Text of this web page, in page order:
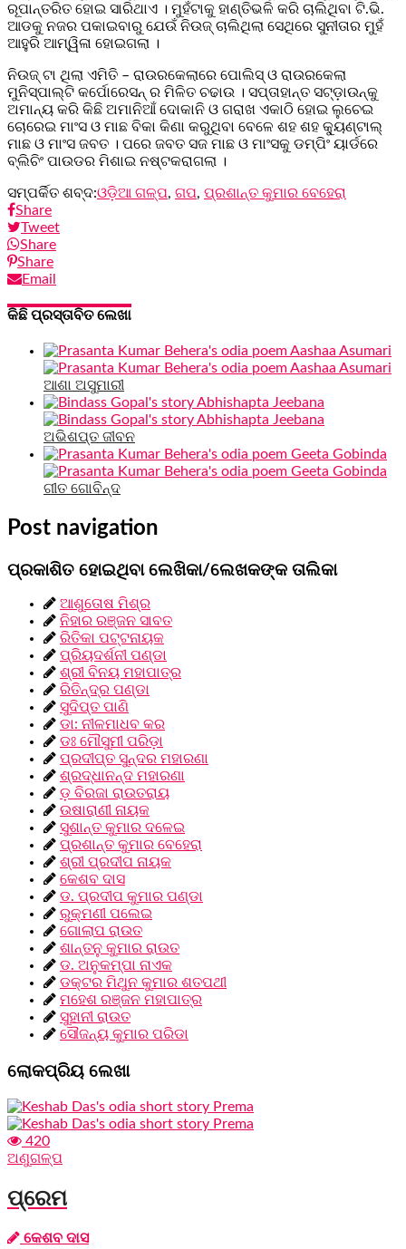
ରୂପାନ୍ତରିତ ହୋଇ ସାରିଥାଏ । ମୁହଁଟାକୁ ହାଣ୍ତିଭଳି କରି ଚାଲିଥିବା ଟି.ଭି.
ଆଡକୁ ନଜର ପକାଇବାରୁ ଯେଉଁ ନିଉଜ୍ ଚାଲିଥିଲା ସେଥିରେ ସୁନୀତାର ମୁହଁ
ଆହୁରି ଆମ୍ୱିଳା ହୋଇଗଲା ।
ନିଉଜ୍ ଟା ଥିଲା ଏମିତି – ରାଉରକେଲାରେ ପୋଲିସ୍ ଓ ରାଉରକେଲା
ମୁନିସ୍ପାଲ୍ଟି କର୍ପୋରେସନ୍ ର ମିଳିତ ଚଢାଉ । ସପ୍ତାହାନ୍ତ ସଟ୍‌ଡ଼ାଉନ୍‌କୁ
ଅମାନ୍ୟ କରି କିଛି ଅମାନିଆଁ ଦୋକାନି ଓ ଗରାଖ ଏକାଠି ହୋଇ ଲୁଚେଇ
ଚୋରେଇ ମାଂସ ଓ ମାଛ ବିକା କିଣା କରୁଥିବା ବେଳେ ଶହ ଶହ କ୍ୟୁଣ୍ଟାଲ୍
ମାଛ ଓ ମାଂସ ଜବତ । ପରେ ଜବତ ସଜ ମାଛ ଓ ମାଂସକୁ ଡମ୍ପିଂ ୟାର୍ଡରେ
ବ୍ଲିଚିଂ ପାଉଡର ମିଶାଇ ନଷ୍ଟକରାଗଲା ।
ସମ୍ପର୍କିତ ଶବ୍ଦ:ଓଡ଼ିଆ ଗଳ୍ପ, ଗପ, ପ୍ରଶାନ୍ତ କୁମାର ବେହେରା
Share
Tweet
Share
Share
Email
କିଛି ପ୍ରସ୍ତାବିତ ଲେଖା
ଆଶା ଅସୁମାରୀ
ଅଭିଶପ୍ତ ଜୀବନ
ଗୀତ ଗୋବିନ୍ଦ
Post navigation
ପ୍ରକାଶିତ ହୋଇଥିବା ଲେଖିକା/ଲେଖକଙ୍କ ତାଲିକା
ଆଶୁତୋଷ ମିଶ୍ର
ନିହାର ରଞ୍ଜନ ସାବତ
ରିତିକା ପଟ୍ଟନାୟକ
ପ୍ରିୟଦର୍ଶନୀ ପଣ୍ଡା
ଶ୍ରୀ ବିନୟ ମହାପାତ୍ର
ରିତିନ୍ଦ୍ର ପଣ୍ଡା
ସୁଦିପ୍ତ ପାଣି
ଡା: ନୀଳମାଧବ କର
ଡଃ ମୌସୁମୀ ପରିଡ଼ା
ପ୍ରଦୀପ୍ତ ସୁନ୍ଦର ମହାରଣା
ଶ୍ରଦ୍ଧାନନ୍ଦ ମହାରଣା
ଡ଼ ବିରଜା ରାଉତରାୟ
ଉଷାରାଣୀ ନାୟକ
ସୁଶାନ୍ତ କୁମାର ଦଳେଇ
ପ୍ରଶାନ୍ତ କୁମାର ବେହେରା
ଶ୍ରୀ ପ୍ରଦୀପ ନାୟକ
କେଶବ ଦାସ
ଡ. ପ୍ରଦୀପ କୁମାର ପଣ୍ଡା
ରୁକ୍ମଣୀ ପଲେଇ
ଗୋଲାପ ରାଉତ
ଶାନ୍ତନୁ କୁମାର ରାଉତ
ଡ. ଅନୁକମ୍ପା ନାଏକ
ଡକ୍ଟର ମିଥୁନ କୁମାର ଶତପଥୀ
ମହେଶ ରଞ୍ଜନ ମହାପାତ୍ର
ସୁହାନୀ ରାଉତ
ସୌଜନ୍ୟ କୁମାର ପରିଡା
ଲୋକପ୍ରିୟ ଲେଖା
420
ଅଣୁଗଳ୍ପ
ପ୍ରେମ
କେଶବ ଦାସ